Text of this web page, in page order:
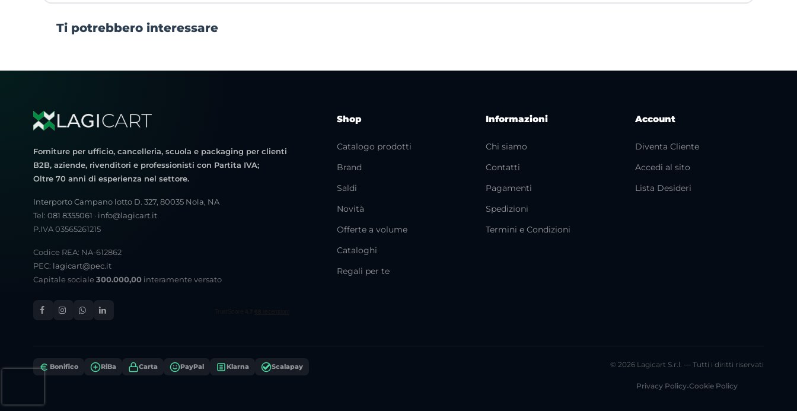
Ti potrebbero interessare
Forniture per ufficio, cancelleria, scuola e packaging per clienti
B2B, aziende, rivenditori e professionisti con Partita IVA;
Oltre 70 anni di esperienza nel settore.
Interporto Campano lotto D. 327, 80035 Nola, NA
Tel: 081 8355061 · info@lagicart.it
P.IVA 03565261215
Codice REA: NA-612862
PEC: lagicart@pec.it
Capitale sociale 300.000,00 interamente versato
Shop
Catalogo prodotti
Brand
Saldi
Novità
Offerte a volume
Cataloghi
Regali per te
Informazioni
Chi siamo
Contatti
Pagamenti
Spedizioni
Termini e Condizioni
Account
Diventa Cliente
Accedi al sito
Lista Desideri
Bonifico RiBa Carta PayPal Klarna Scalapay © 2026 Lagicart S.r.l. — Tutti i diritti riservati
Privacy Policy•Cookie Policy